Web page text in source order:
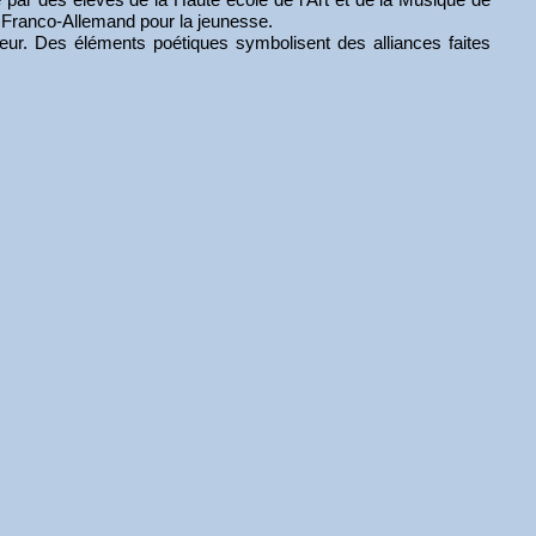
Allemand pour la jeunesse.
Des éléments poétiques symbolisent des alliances faites